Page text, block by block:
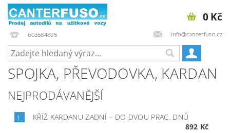
603584895 info@canterfuso.cz
0 Kč
SPOJKA, PŘEVODOVKA, KARDAN
NEJPRODÁVANĚJŠÍ
1. KŘÍŽ KARDANU ZADNÍ– DO DVOU PRAC. DNŮ
892 Kč